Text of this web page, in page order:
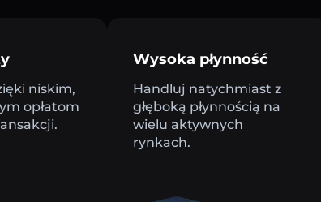
niskim,
opłatom
Wysoka płynność
Handluj natychmiast z
głęboką płynnością na
wielu aktywnych
rynkach.